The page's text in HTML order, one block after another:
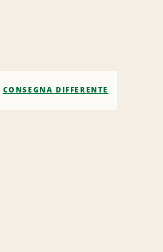
CONSEGNA DIFFERENTE